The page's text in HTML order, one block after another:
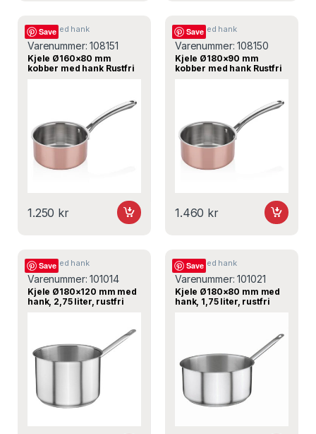
Save
Kjeler med hank
Varenummer:108151
Kjele Ø160×80 mm
kobber med hank Rustfri
1.250 kr
Save
Kjeler med hank
Varenummer:108150
Kjele Ø180×90 mm
kobber med hank Rustfri
1.460 kr
Save
Kjeler med hank
Varenummer:101014
Kjele Ø180×120 mm med
hank, 2,75 liter, rustfri
Save
Kjeler med hank
Varenummer:101021
Kjele Ø180×80 mm med
hank, 1,75 liter, rustfri